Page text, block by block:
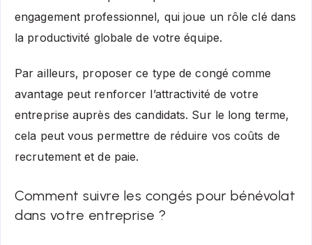
engagement professionnel, qui joue un rôle clé dans
la productivité globale de votre équipe.
Par ailleurs, proposer ce type de congé comme
avantage peut renforcer l’attractivité de votre
entreprise auprès des candidats. Sur le long terme,
cela peut vous permettre de réduire vos coûts de
recrutement et de paie.
Comment suivre les congés pour bénévolat
dans votre entreprise ?